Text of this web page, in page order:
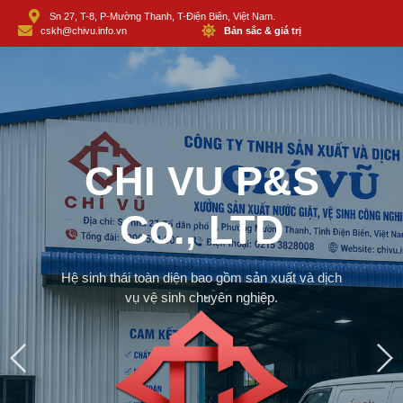
Sn 27, T-8, P-Mường Thanh, T-Điện Biên, Việt Nam.
cskh@chivu.info.vn
Bản sắc & giá trị
CHI VU P&S
Co., LTD
Hệ sinh thái toàn diện bao gồm sản xuất và dịch
vụ vệ sinh chuyên nghiệp.